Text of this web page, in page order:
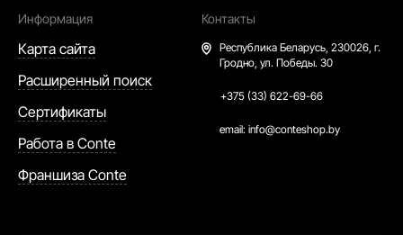
Информация
Карта сайта
Расширенный поиск
Сертификаты
Работа в Conte
Франшиза Conte
Контакты
Республика Беларусь, 230026, г.
Гродно, ул. Победы. 30
+375 (33) 622-69-66
email: info@conteshop.by